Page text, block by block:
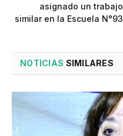
asignado un trabajo
similar en la Escuela N°93
NOTICIAS SIMILARES